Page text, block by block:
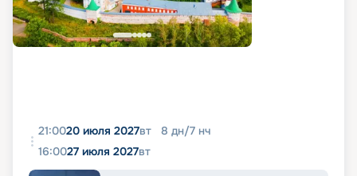
21:0020 июля 2027вт 8 дн/7 нч
16:0027 июля 2027вт